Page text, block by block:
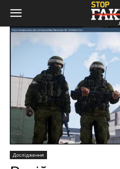
Дослідження